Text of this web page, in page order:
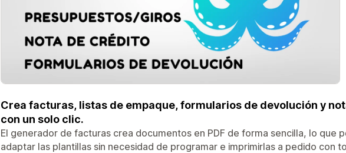
Crea facturas, listas de empaque, formularios de devolución y
con un solo clic.
El generador de facturas crea documentos en PDF de forma sencilla, lo que
adaptar las plantillas sin necesidad de programar e imprimirlas a pedido con